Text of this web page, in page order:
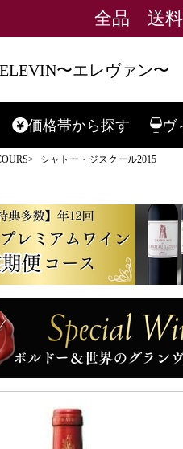
全品 送
〜エレヴァン〜
価格帯から探す ヴ
検索
シャトー・ジスクール2015